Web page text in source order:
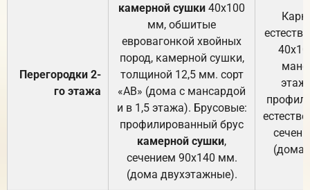
Перегородки 2-
го этажа
камерной сушки 40х100
мм, обшитые
евровагонкой хвойных
пород, камерной сушки,
толщиной 12,5 мм. сорт
«АВ» (дома с мансардой
и в 1,5 этажа). Брусовые:
профилированный брус
камерной сушки,
сечением 90х140 мм.
(дома двухэтажные).
(дома